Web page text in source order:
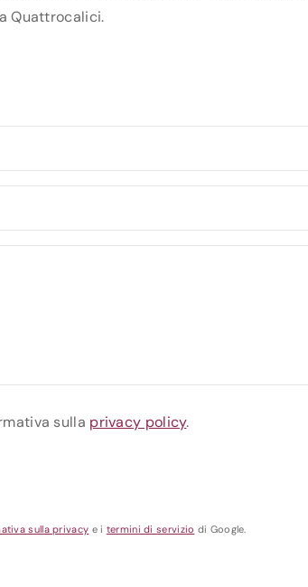
Quattrocalici.
sulla privacy policy.
sulla privacy e i termini di servizio di Google.